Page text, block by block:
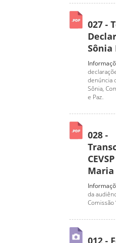
027 -
Sônia
denúncia
Sônia,
e Paz.
028 -
Maria
da
Comissão
012 -